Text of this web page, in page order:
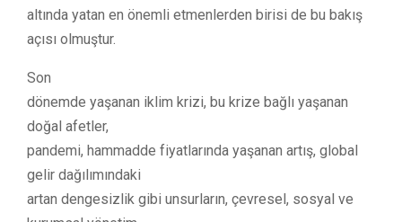
altında yatan en önemli etmenlerden birisi de bu bakış
açısı olmuştur.
Son
dönemde yaşanan iklim krizi, bu krize bağlı yaşanan
doğal afetler,
pandemi, hammadde fiyatlarında yaşanan artış, global
gelir dağılımındaki
artan dengesizlik gibi unsurların, çevresel, sosyal ve